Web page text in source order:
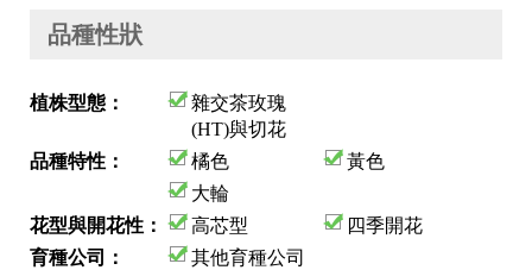
品種性狀
植株型態：
雜交茶玫瑰
(HT)與切花
品種特性：
橘色
黃色
大輪
花型與開花性：
高芯型
四季開花
育種公司：
其他育種公司